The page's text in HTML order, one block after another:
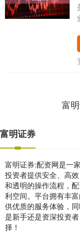
富
富明证券
富明证券:配资网是一
投资者提供安全、高
和透明的操作流程，
利空间。平台拥有丰
供优质的服务体验，
是新手还是资深投资
择！